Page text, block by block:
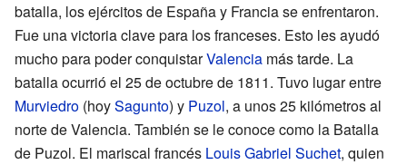
batalla, los ejércitos de España y Francia se enfrentaron.
Fue una victoria clave para los franceses. Esto les ayudó
mucho para poder conquistarValencia más tarde. La
batalla ocurrió el 25 de octubre de 1811. Tuvo lugar entre
Murviedro (hoySagunto) y Puzol, a unos 25 kilómetros al
norte de Valencia. También se le conoce como la Batalla
de Puzol. El mariscal francés Louis Gabriel Suchet, quien